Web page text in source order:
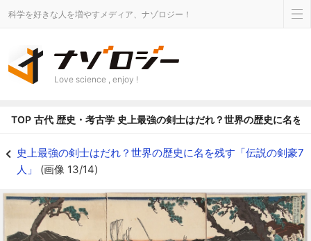
科学を好きな人を増やすメディア、ナゾロジー！
Love science , enjoy !
TOP 古代 歴史・考古学 史上最強の剣士はだれ？世界の歴史に名を
史上最強の剣士はだれ？世界の歴史に名を残す「伝説の剣豪7
人」 (画像 13/14)